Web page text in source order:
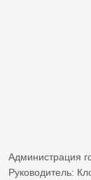
Администрация
Руководитель: